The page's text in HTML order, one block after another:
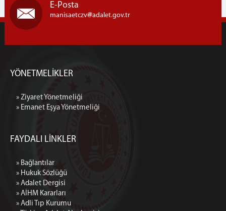
E-Posta
manisaetczv adalet.gov.tr
YÖNETMELİKLER
» Ziyaret Yönetmeliği
» Emanet Eşya Yönetmeliği
FAYDALI LİNKLER
» Bağlantılar
» Hukuk Sözlüğü
» Adalet Dergisi
» AİHM Kararları
» Adli Tıp Kurumu